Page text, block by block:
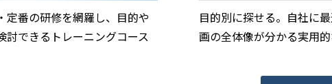
定番の研修を網羅し、目的や
できるトレーニングコース
目的別に探せる。自社に
画の全体像が分かる実用